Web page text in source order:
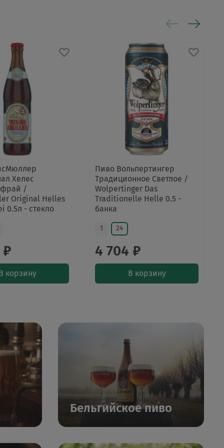
Хелес
/
Original Helles
0.5л - стекло
₽
корзину
Пиво Вольпертингер
Традиционное Светлое /
Wolpertinger Das
Traditionelle Helle 0.5 -
банка
1 24
4 704 ₽
В корзину
Бельгийское пиво